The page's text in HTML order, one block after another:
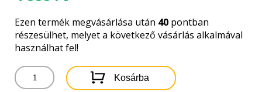
Ezen termék megvásárlása után 40 pontban
részesülhet, melyet a következő vásárlás alkalmával
használhat fel!
HF204RC
HIFLOFILTRO
Kosárba